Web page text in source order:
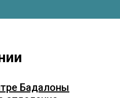
Бадалоны
академии